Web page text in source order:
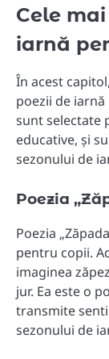
Cele
iarnă
În acest
poezii de
sunt selectate
educative, și
sezonului de
Poezia
Poezia
pentru copii.
imaginea
jur. Ea este o
transmite
sezonului de